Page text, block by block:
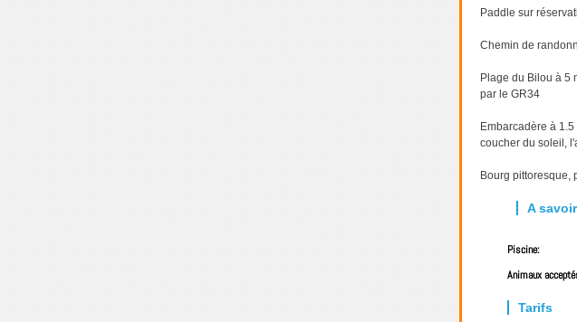
Paddle sur
Chemin de
Plage du Bilou à 5
par le GR34
Embarcadère à
coucher du soleil,
Bourg pittoresque,
Piscine:
Animaux